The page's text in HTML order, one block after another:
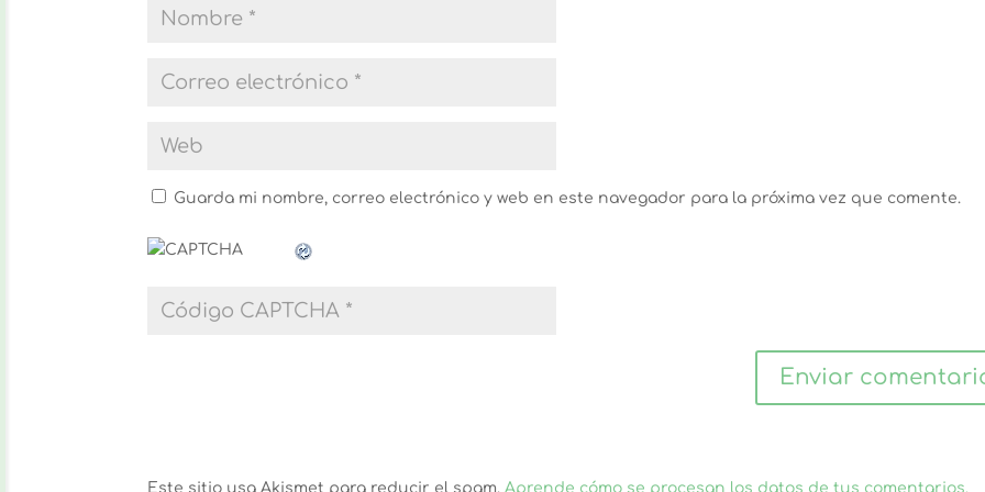
Guarda mi nombre, correo electrónico y web en este navegador para la próxima vez que comente.
Este sitio usa Akismet para reducir el spam.Aprende cómo se procesan los datos de tus comentarios.